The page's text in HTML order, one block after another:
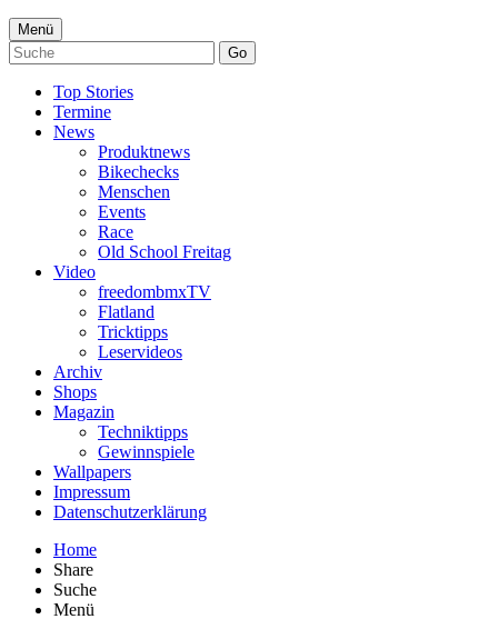
Menü
Go
Top Stories
Termine
News
Produktnews
Bikechecks
Menschen
Events
Race
Old School Freitag
Video
freedombmxTV
Flatland
Tricktipps
Leservideos
Archiv
Shops
Magazin
Techniktipps
Gewinnspiele
Wallpapers
Impressum
Datenschutzerklärung
Home
Share
Suche
Menü